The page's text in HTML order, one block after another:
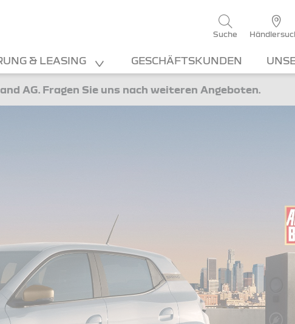
Suche
& LEASING GESCHÄFTSKUNDEN
AG. Fragen Sie uns nach weiteren Angeboten.